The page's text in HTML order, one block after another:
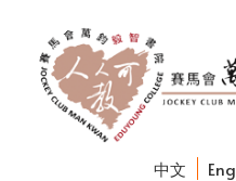
中文 Eng